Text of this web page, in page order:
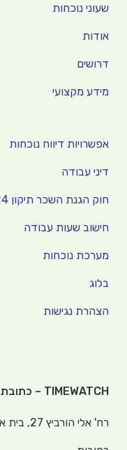
שעוני נוכחות
אודות
דרושים
מידע מקצועי
אפשרויות דיווח נוכחות
דיני עבודה
חוק הגנת השכר תיקון 24
חישוב שעות עבודה
מערכת נוכחות
בלוג
הצהרת נגישות
TIMEWATCH – כתובתנו
רח' אלי הורביץ 27, בית ארז,